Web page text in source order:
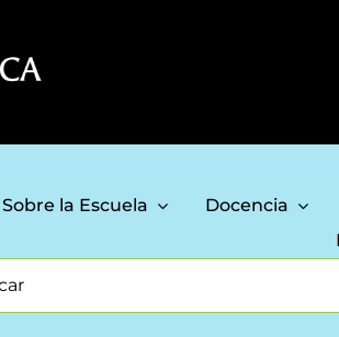
Sobre la Escuela Docencia